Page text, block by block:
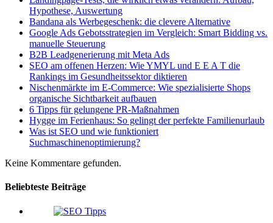
Hypothese, Auswertung
Bandana als Werbegeschenk: die clevere Alternative
Google Ads Gebotsstrategien im Vergleich: Smart Bidding vs.
manuelle Steuerung
B2B Leadgenerierung mit Meta Ads
SEO am offenen Herzen: Wie YMYL und E E A T die
Rankings im Gesundheitssektor diktieren
Nischenmärkte im E-Commerce: Wie spezialisierte Shops
organische Sichtbarkeit aufbauen
6 Tipps für gelungene PR-Maßnahmen
Hygge im Ferienhaus: So gelingt der perfekte Familienurlaub
Was ist SEO und wie funktioniert
Suchmaschinenoptimierung?
Keine Kommentare gefunden.
Beliebteste Beiträge